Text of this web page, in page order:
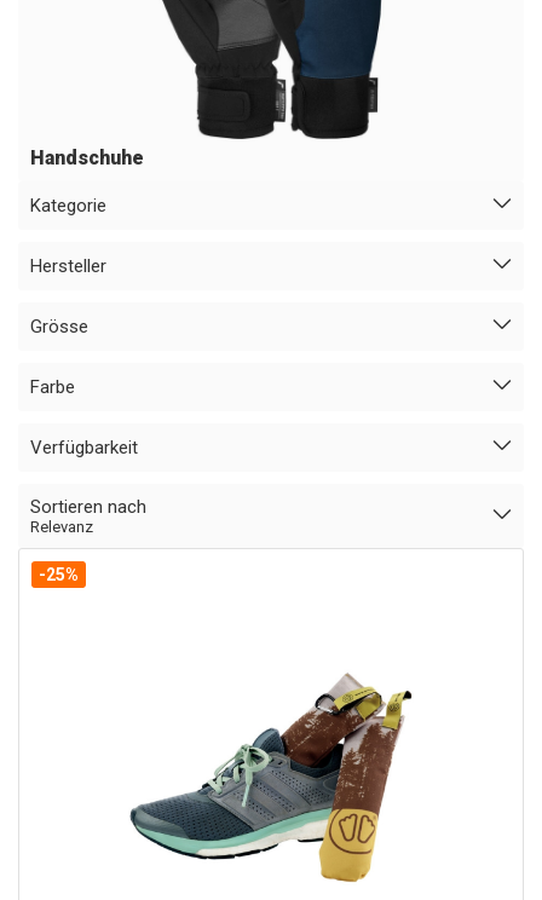
Handschuhe
Kategorie
Hersteller
Grösse
Farbe
Verfügbarkeit
Sortieren nach
Relevanz
-25%